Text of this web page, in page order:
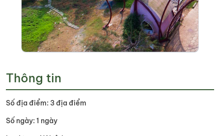
Thông tin
Số địa điểm: 3 địa điểm
Số ngày: 1 ngày